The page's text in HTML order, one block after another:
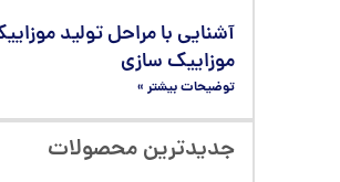
آشنایی با مراحل توليد
موزاییک‌ سازی
توضیحات بیشتر »
جدیدترین محصولات